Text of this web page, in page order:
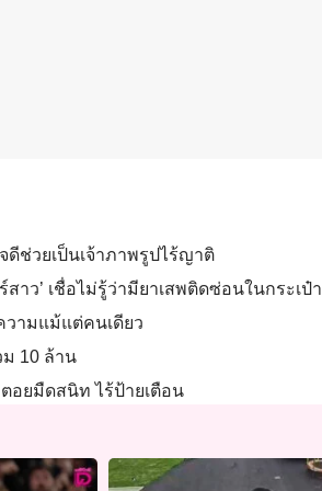
ดีช่วยเป็นเจ้าภาพรูปไร้ญาติ
าว’ เชื่อไม่รู้ว่ามียาเสพติดซ่อนในกระเป๋า
วามแม้แต่คนเดียว
10 ล้าน
อยมืดสนิท ไร้ป้ายเตือน